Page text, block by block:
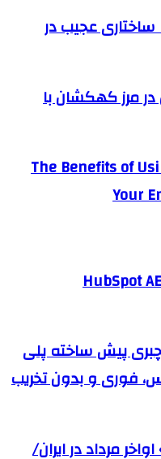
عجیب در
مرز کهکشان با
The Benefits of
Your
HubSpot
پیش ساخته پلی
فوری و بدون تخریب
مرداد در ایران/